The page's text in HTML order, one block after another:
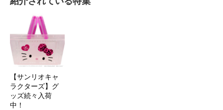
【サンリオキャ
ラクターズ】グ
ッズ続々入荷
中！